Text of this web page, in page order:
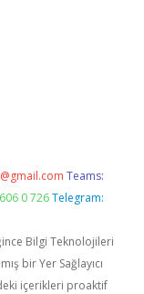
Teams:
0 726 Telegram:
Bilgi Teknolojileri
bir Yer Sağlayıcı
içerikleri proaktif